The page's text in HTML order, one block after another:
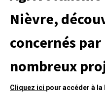
Nièvre,
concernés
nombreux
Cliquez ici pour accéder à